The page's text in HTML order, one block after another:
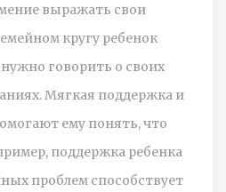
выражать свои
кругу ребенок
говорить о своих
Мягкая поддержка и
ему понять, что
поддержка ребенка
проблем способствует